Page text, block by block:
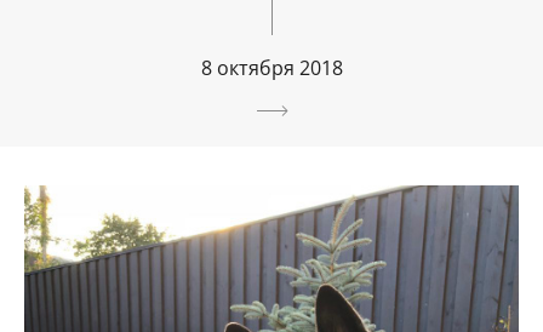
8 октября 2018